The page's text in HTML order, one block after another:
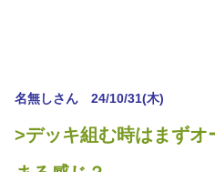
名無しさん 24/10/31(木)
>デッキ組む時はまずオ